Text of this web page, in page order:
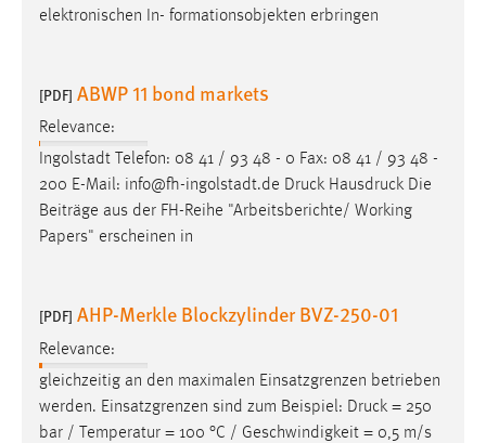
elektronischen In- formationsobjekten erbringen
[PDF] ABWP 11 bond markets
Relevance:
Ingolstadt Telefon: 08 41 / 93 48 - 0 Fax: 08 41 / 93 48 -
200 E-Mail: info@fh-ingolstadt.de Druck Hausdruck Die
Beiträge aus der FH-Reihe "Arbeitsberichte/ Working
Papers" erscheinen in
[PDF] AHP-Merkle Blockzylinder BVZ-250-01
Relevance:
gleichzeitig an den maximalen Einsatzgrenzen betrieben
werden. Einsatzgrenzen sind zum Beispiel: Druck = 250
bar / Temperatur = 100 °C / Geschwindigkeit = 0,5 m/s